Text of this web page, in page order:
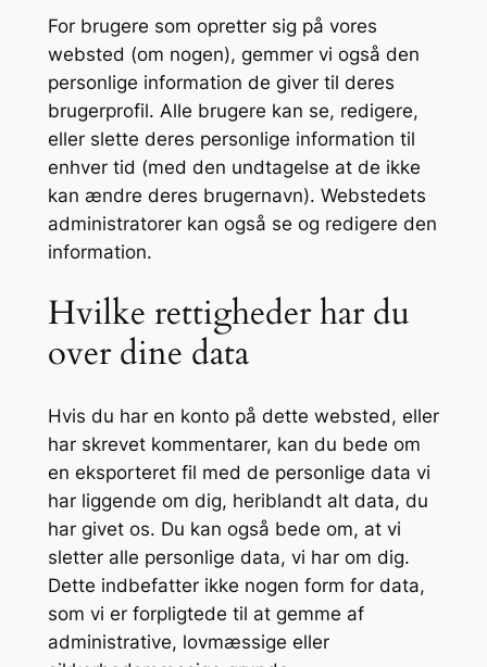
For brugere som opretter sig på vores
websted (om nogen), gemmer vi også den
personlige information de giver til deres
brugerprofil. Alle brugere kan se, redigere,
eller slette deres personlige information til
enhver tid (med den undtagelse at de ikke
kan ændre deres brugernavn). Webstedets
administratorer kan også se og redigere den
information.
Hvilke rettigheder har du
over dine data
Hvis du har en konto på dette websted, eller
har skrevet kommentarer, kan du bede om
en eksporteret fil med de personlige data vi
har liggende om dig, heriblandt alt data, du
har givet os. Du kan også bede om, at vi
sletter alle personlige data, vi har om dig.
Dette indbefatter ikke nogen form for data,
som vi er forpligtede til at gemme af
administrative, lovmæssige eller